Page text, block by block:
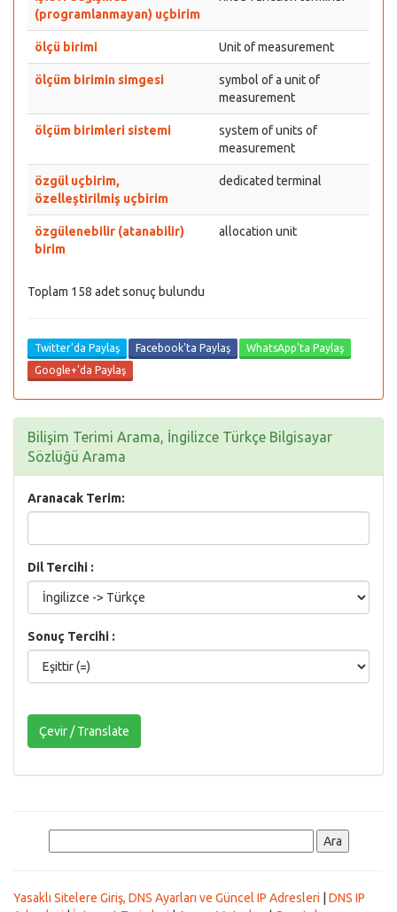
(programlanmayan) uçbirim
ölçü birimi Unit of measurement
ölçüm birimin simgesi
symbol of a unit of
measurement
ölçüm birimleri sistemi
system of units of
measurement
özgül uçbirim,
özelleştirilmiş uçbirim
dedicated terminal
özgülenebilir (atanabilir)
birim
allocation unit
Toplam 158 adet sonuç bulundu
Twitter'da Paylaş Facebook'ta Paylaş
WhatsApp'ta Paylaş
Google+'da Paylaş
Bilişim Terimi Arama, İngilizce Türkçe Bilgisayar
Sözlüğü Arama
Aranacak Terim:
Dil Tercihi :
Sonuç Tercihi :
Yasaklı Sitelere Giriş, DNS Ayarları ve Güncel IP Adresleri
DNS IP